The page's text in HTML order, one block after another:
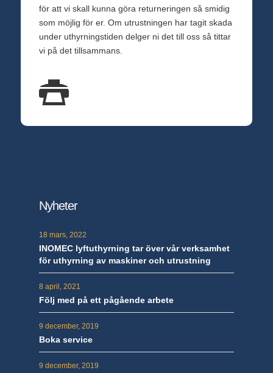
för att vi skall kunna göra returneringen så smidig
som möjlig för er. Om utrustningen har tagit skada
under uthyrningstiden delger ni det till oss så tittar
vi på det tillsammans.
Nyheter
18 mars, 2022
INOMEC lyftuthyrning tar över vår verksamhet
för uthyrning av maskiner och utrustning
8 april, 2021
Följ med på ett pågående arbete
9 december, 2019
Boka service
9 december, 2019